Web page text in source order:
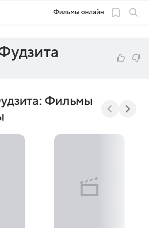
Фильмы онлайн
Фильмы